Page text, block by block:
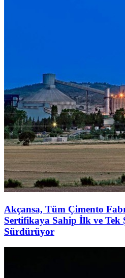
Akçansa, Tüm Çimento
Sertifikaya Sahip İlk ve Tek
Sürdürüyor